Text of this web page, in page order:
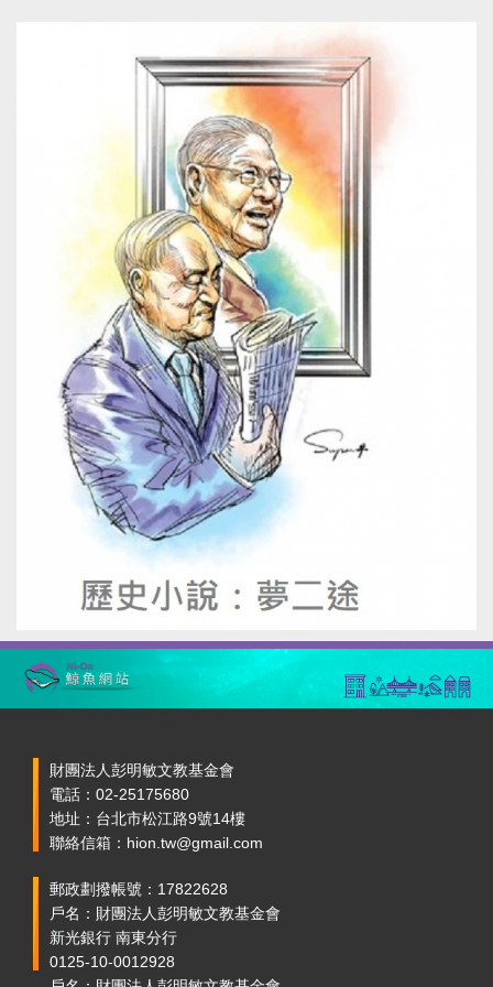
財團法人彭明敏文教基金會
電話：02-25175680
地址：台北市松江路9號14樓
聯絡信箱：hion.tw@gmail.com
郵政劃撥帳號：17822628
戶名：財團法人彭明敏文教基金會
新光銀行 南東分行
0125-10-0012928